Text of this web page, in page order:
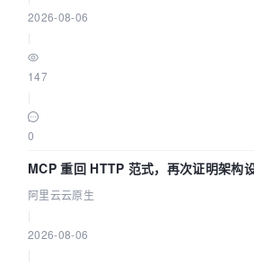
2026-08-06
147
0
MCP 重回 HTTP 范式，再次证明架构
缺资源
阿里云云原生
2026-08-06